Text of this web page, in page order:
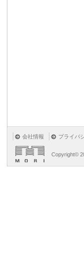
会社情報 プライバ
Copyright©